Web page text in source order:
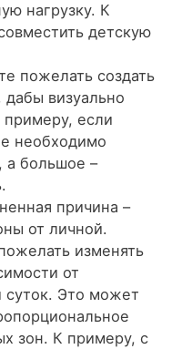
нагрузку. К
детскую
пожелать создать
визуально
примеру, если
необходимо
а большое –
причина –
от личной.
изменять
от
суток. Это может
зон. К примеру, с